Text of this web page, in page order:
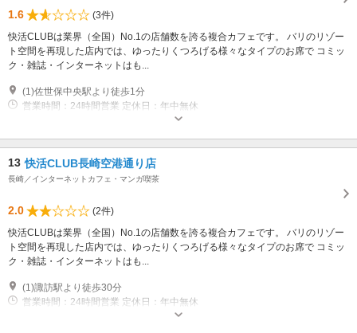
1.6
(3件)
快活CLUBは業界（全国）No.1の店舗数を誇る複合カフェです。 バリのリゾー
ト空間を再現した店内では、ゆったりくつろげる様々なタイプのお席で コミッ
ク・雑誌・インターネットはも...
(1)佐世保中央駅より徒歩1分
営業時間：24時間営業 定休日：年中無休
13 快活CLUB長崎空港通り店
長崎／インターネットカフェ・マンガ喫茶
2.0
(2件)
快活CLUBは業界（全国）No.1の店舗数を誇る複合カフェです。 バリのリゾー
ト空間を再現した店内では、ゆったりくつろげる様々なタイプのお席で コミッ
ク・雑誌・インターネットはも...
(1)諏訪駅より徒歩30分
営業時間：24時間営業 定休日：年中無休